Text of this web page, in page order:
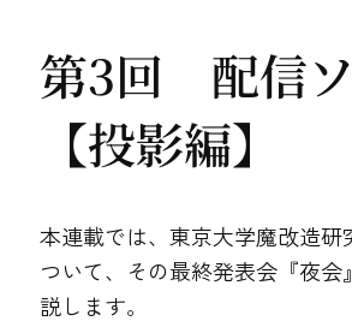
第3回 配信
【投影編】
本連載では、東京大学魔改造
ついて、その最終発表会『夜
説します。